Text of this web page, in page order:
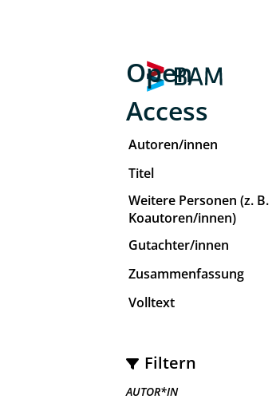
Open
Access
Autoren/innen
Titel
Weitere Personen (z. B.
Koautoren/innen)
Gutachter/innen
Zusammenfassung
Volltext
Filtern
AUTOR*IN